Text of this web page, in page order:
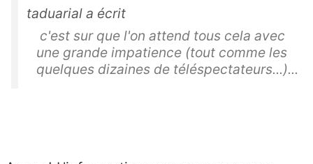
taduarial a écrit
c'est sur que l'on attend tous cela avec
une grande impatience (tout comme les
quelques dizaines de téléspectateurs...)...